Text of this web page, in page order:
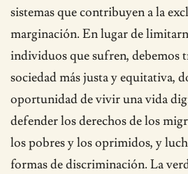
sistemas que contribuyen a la
marginación. En lugar de
individuos que sufren, debemos
sociedad más justa y equitativa,
oportunidad de vivir una vida
defender los derechos de los
los pobres y los oprimidos, y
formas de discriminación. La